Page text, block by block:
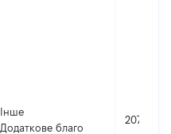
Інше
Додаткове благо
207